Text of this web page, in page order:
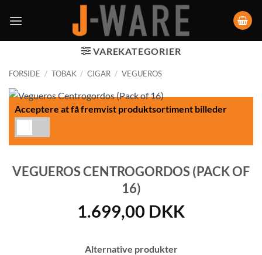
VAREKATEGORIER
FORSIDE / TOBAK / CIGAR / VEGUEROS
Acceptere at få fremvist produktsortiment billeder
VEGUEROS CENTROGORDOS (PACK OF
16)
1.699,00 DKK
Alternative produkter